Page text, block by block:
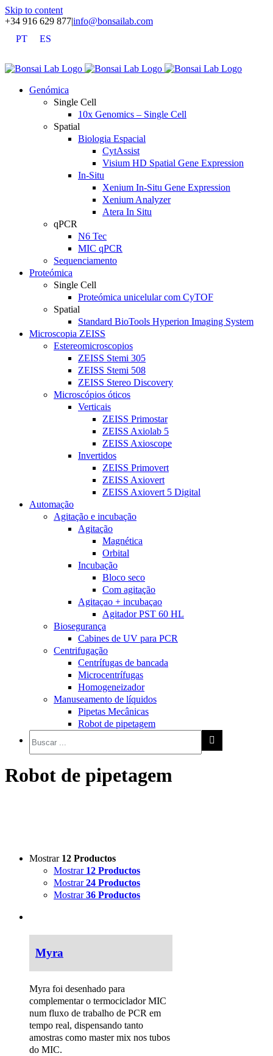
Skip to content
+34 916 629 877|info@bonsailab.com
PT
ES
Genómica
Single Cell
10x Genomics – Single Cell
Spatial
Biologia Espacial
CytAssist
Visium HD Spatial Gene Expression
In-Situ
Xenium In-Situ Gene Expression
Xenium Analyzer
Atera In Situ
qPCR
N6 Tec
MIC qPCR
Sequenciamento
Proteómica
Single Cell
Proteómica unicelular com CyTOF
Spatial
Standard BioTools Hyperion Imaging System
Microscopia ZEISS
Estereomicroscopios
ZEISS Stemi 305
ZEISS Stemi 508
ZEISS Stereo Discovery
Microscópios óticos
Verticais
ZEISS Primostar
ZEISS Axiolab 5
ZEISS Axioscope
Invertidos
ZEISS Primovert
ZEISS Axiovert
ZEISS Axiovert 5 Digital
Automação
Agitação e incubação
Agitação
Magnética
Orbital
Incubação
Bloco seco
Com agitação
Agitaçao + incubaçao
Agitador PST 60 HL
Biosegurança
Cabines de UV para PCR
Centrifugação
Centrífugas de bancada
Microcentrífugas
Homogeneizador
Manuseamento de líquidos
Pipetas Mecânicas
Robot de pipetagem
Robot de pipetagem
Mostrar 12 Productos
Mostrar 12 Productos
Mostrar24 Productos
Mostrar36 Productos
Myra
Myra foi desenhado para
complementar o termociclador MIC
num fluxo de trabalho de PCR em
tempo real, dispensando tanto
amostras como master mix nos tubos
do MIC.